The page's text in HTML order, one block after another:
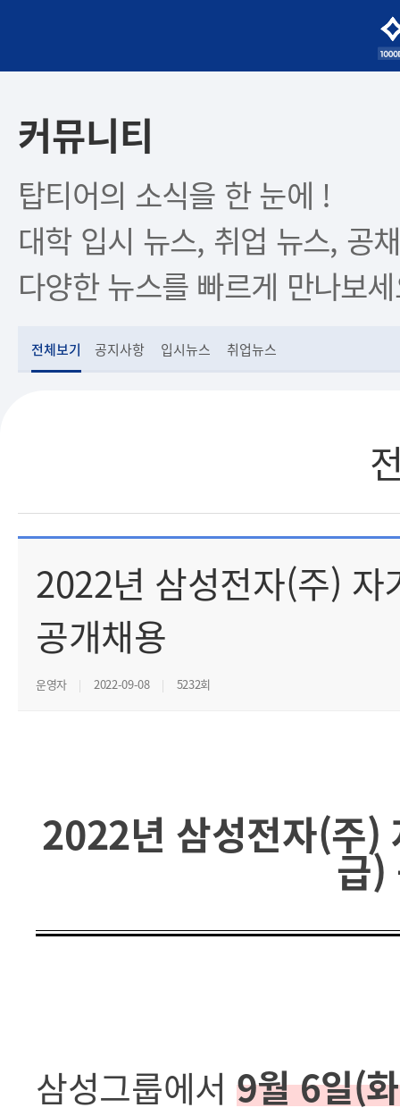
커뮤니티
탑티어의 소식을 한 눈에 !
대학 입시 뉴스, 취업 뉴스, 공
다양한 뉴스를 빠르게 만나보
전체보기 공지사항 입시뉴스 취업뉴스
2022년 삼성전자(주)
공개채용
운영자 2022-09-08 5232회
2022년 삼성전자(주)
급)
삼성그룹에서 9월 6일(